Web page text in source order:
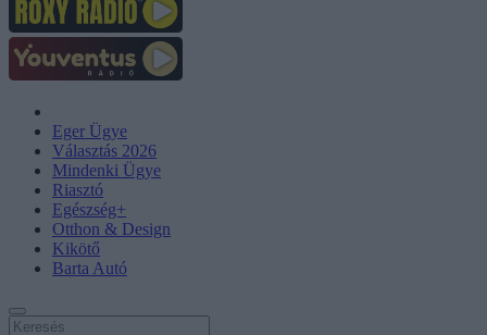
Eger Ügye
Választás 2026
Mindenki Ügye
Riasztó
Egészség+
Otthon & Design
Kikötő
Barta Autó